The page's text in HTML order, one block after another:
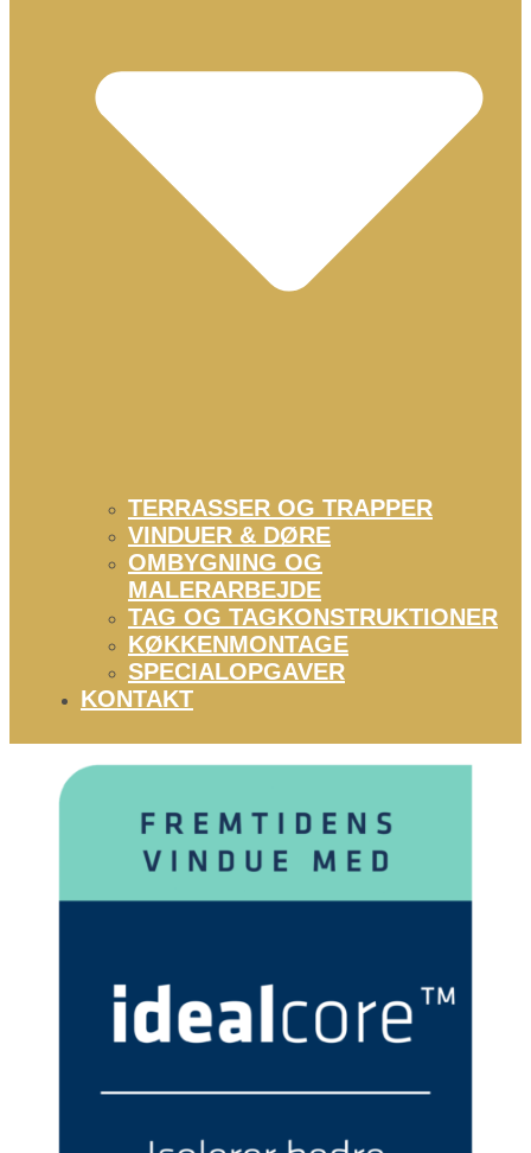
TERRASSER OG TRAPPER
VINDUER & DØRE
OMBYGNING OG
MALERARBEJDE
TAG OG TAGKONSTRUKTIONER
KØKKENMONTAGE
SPECIALOPGAVER
KONTAKT